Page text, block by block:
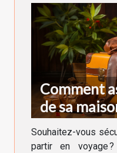
Comment
de sa
en voyage ?
Souhaitez-vous
partir en voyage